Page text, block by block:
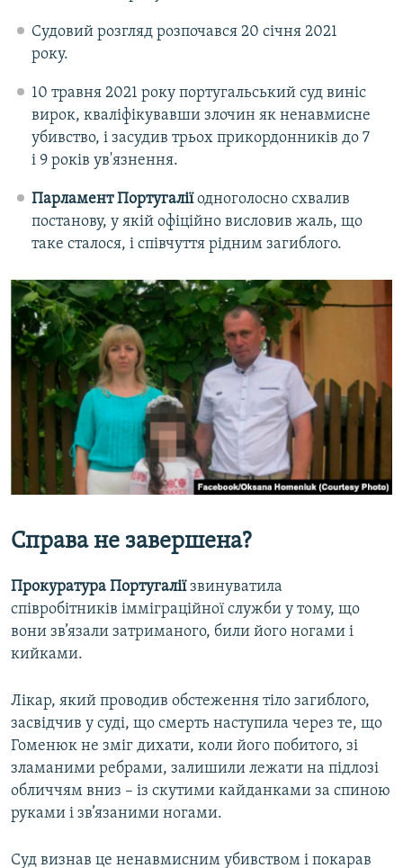
Судовий розгляд розпочався 20 січня 2021
року.
10 травня 2021 року португальський суд виніс
вирок, кваліфікувавши злочин як ненавмисне
убивство, і засудив трьох прикордонників до 7
і 9 років ув'язнення.
Парламент Португаліїодноголосно схвалив
постанову, у якій офіційно висловив жаль, що
таке сталося, і співчуття рідним загиблого.
Справа не завершена?
Прокуратура Португаліїзвинуватила
співробітників імміграційної служби у тому, що
вони зв’язали затриманого, били його ногами і
кийками.
Лікар, який проводив обстеження тіло загиблого,
засвідчив у суді, що смерть наступила через те, що
Гоменюк не зміг дихати, коли його побитого, зі
зламаними ребрами, залишили лежати на підлозі
обличчям вниз – із скутими кайданками за спиною
руками і зв’язаними ногами.
Суд визнав це ненавмисним убивством і покарав